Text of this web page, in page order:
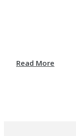
Read More